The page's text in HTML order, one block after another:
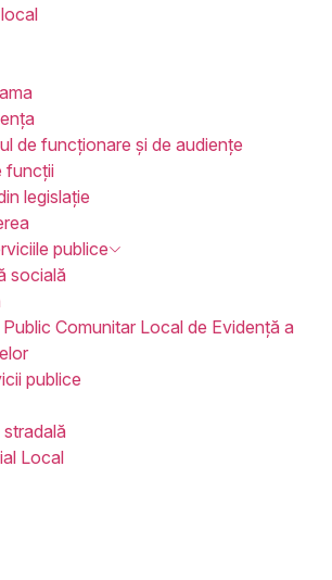
de funcționare și de audiențe
funcții
legislație
publice
socială
Comunitar Local de Evidență a
publice
stradală
Local